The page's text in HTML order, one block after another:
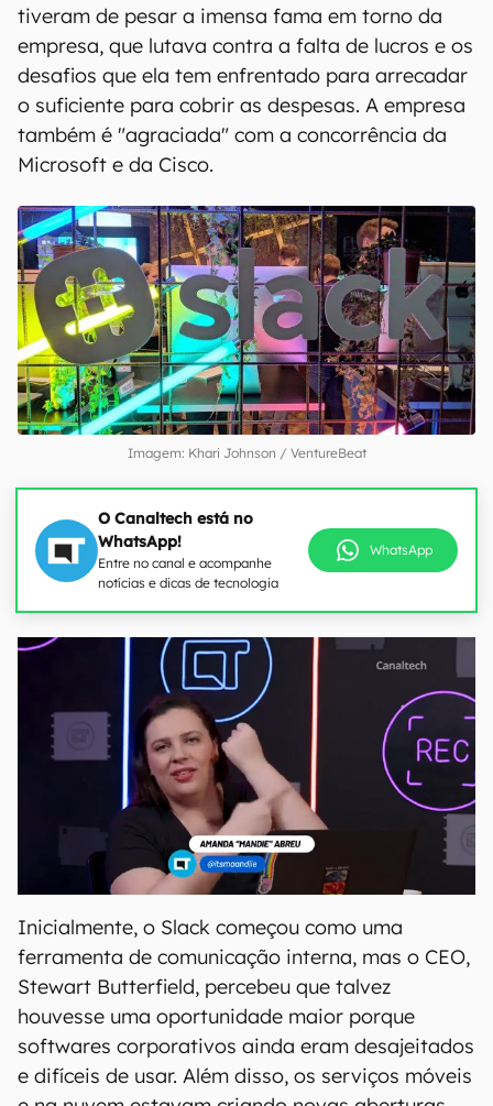
tiveram de pesar a imensa fama em torno da
empresa, que lutava contra a falta de lucros e os
desafios que ela tem enfrentado para arrecadar
o suficiente para cobrir as despesas. A empresa
também é "agraciada" com a concorrência da
Microsoft e da Cisco.
Imagem: Khari Johnson / VentureBeat
O Canaltech está no
WhatsApp!
Entre no canal e acompanhe
notícias e dicas de tecnologia
WhatsApp
Inicialmente, o Slack começou como uma
ferramenta de comunicação interna, mas o CEO,
Stewart Butterfield, percebeu que talvez
houvesse uma oportunidade maior porque
softwares corporativos ainda eram desajeitados
e difíceis de usar. Além disso, os serviços móveis